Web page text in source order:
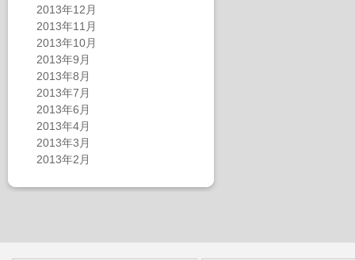
2013年12月
2013年11月
2013年10月
2013年9月
2013年8月
2013年7月
2013年6月
2013年4月
2013年3月
2013年2月